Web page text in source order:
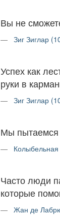
Вы не
Зиг Зиглар
Успех как
руки в
Зиг Зиглар
Мы пытаемся
Часто люди
которые
Жан де